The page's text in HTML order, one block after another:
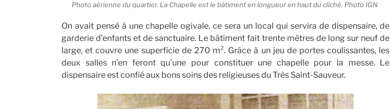
Photo aérienne du quartier. La Chapelle est le bâtiment en longueur en haut du cliché. Photo IGN
On avait pensé à une chapelle ogivale, ce sera un local qui servira de dispensaire, de
garderie d’enfants et de sanctuaire. Le bâtiment fait trente mètres de long sur neuf de
large, et couvre une superficie de 270 m². Grâce à un jeu de portes coulissantes, les
deux salles n’en feront qu’une pour constituer une chapelle pour la messe. Le
dispensaire est confié aux bons soins des religieuses du Très Saint-Sauveur.